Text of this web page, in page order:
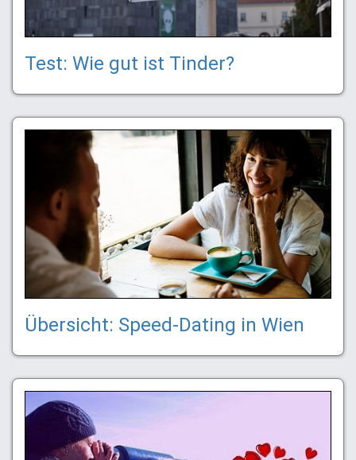
Test: Wie gut ist Tinder?
Übersicht: Speed-Dating in Wien